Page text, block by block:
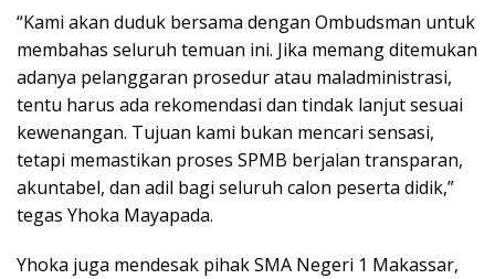
“Kami akan duduk bersama dengan Ombudsman untuk
membahas seluruh temuan ini. Jika memang ditemukan
adanya pelanggaran prosedur atau maladministrasi,
tentu harus ada rekomendasi dan tindak lanjut sesuai
kewenangan. Tujuan kami bukan mencari sensasi,
tetapi memastikan proses SPMB berjalan transparan,
akuntabel, dan adil bagi seluruh calon peserta didik,”
tegas Yhoka Mayapada.
Yhoka juga mendesak pihak SMA Negeri 1 Makassar,